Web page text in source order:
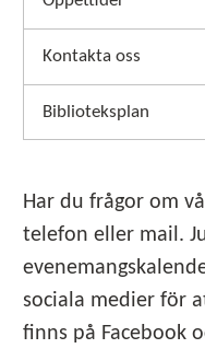
Kontakta oss
Biblioteksplan
Har du frågor om
telefon eller mail.
sociala medier för
finns på Facebook